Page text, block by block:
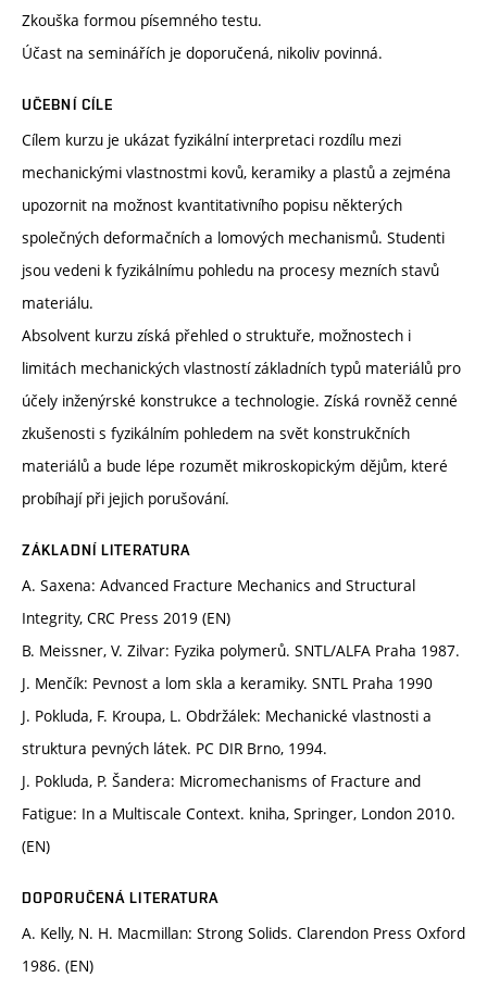
Zkouška formou písemného testu.
Účast na seminářích je doporučená, nikoliv povinná.
UČEBNÍ CÍLE
Cílem kurzu je ukázat fyzikální interpretaci rozdílu mezi
mechanickými vlastnostmi kovů, keramiky a plastů a zejména
upozornit na možnost kvantitativního popisu některých
společných deformačních a lomových mechanismů. Studenti
jsou vedeni k fyzikálnímu pohledu na procesy mezních stavů
materiálu.
Absolvent kurzu získá přehled o struktuře, možnostech i
limitách mechanických vlastností základních typů materiálů pro
účely inženýrské konstrukce a technologie. Získá rovněž cenné
zkušenosti s fyzikálním pohledem na svět konstrukčních
materiálů a bude lépe rozumět mikroskopickým dějům, které
probíhají při jejich porušování.
ZÁKLADNÍ LITERATURA
A. Saxena: Advanced Fracture Mechanics and Structural
Integrity, CRC Press 2019 (EN)
B. Meissner, V. Zilvar: Fyzika polymerů. SNTL/ALFA Praha 1987.
J. Menčík: Pevnost a lom skla a keramiky. SNTL Praha 1990
J. Pokluda, F. Kroupa, L. Obdržálek: Mechanické vlastnosti a
struktura pevných látek. PC DIR Brno, 1994.
J. Pokluda, P. Šandera: Micromechanisms of Fracture and
Fatigue: In a Multiscale Context. kniha, Springer, London 2010.
(EN)
DOPORUČENÁ LITERATURA
A. Kelly, N. H. Macmillan: Strong Solids. Clarendon Press Oxford
1986. (EN)